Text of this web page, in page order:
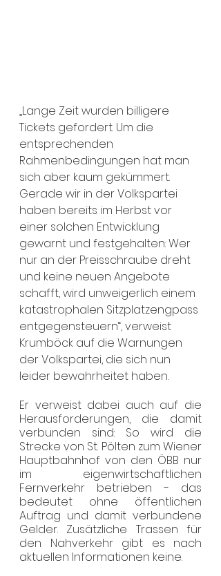
„Lange Zeit wurden billigere
Tickets gefordert. Um die
entsprechenden
Rahmenbedingungen hat man
sich aber kaum gekümmert.
Gerade wir in der Volkspartei
haben bereits im Herbst vor
einer solchen Entwicklung
gewarnt und festgehalten: Wer
nur an der Preisschraube dreht
und keine neuen Angebote
schafft, wird unweigerlich einem
katastrophalen Sitzplatzengpass
entgegensteuern“, verweist
Krumböck auf die Warnungen
der Volkspartei, die sich nun
leider bewahrheitet haben.
Er verweist dabei auch auf die
Herausforderungen, die damit
verbunden sind: So wird die
Strecke von St. Pölten zum Wiener
Hauptbahnhof von den ÖBB nur
im eigenwirtschaftlichen
Fernverkehr betrieben - das
bedeutet ohne öffentlichen
Auftrag und damit verbundene
Gelder. Zusätzliche Trassen für
den Nahverkehr gibt es nach
aktuellen Informationen keine.